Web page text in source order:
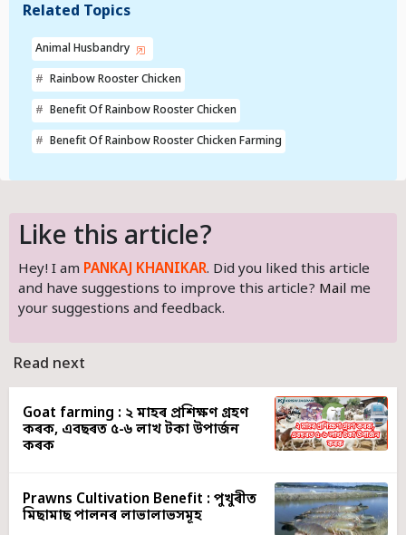
Related Topics
Animal Husbandry
Rainbow Rooster Chicken
Benefit Of Rainbow Rooster Chicken
Benefit Of Rainbow Rooster Chicken Farming
Like this article?
Hey! I am PANKAJ KHANIKAR. Did you liked this article
and have suggestions to improve this article? Mail me
your suggestions and feedback.
Read next
Goat farming : ২ মাহৰ প্ৰশিক্ষণ গ্ৰহণ
কৰক, এবছৰত ৫-৬ লাখ টকা উপাৰ্জন
কৰক
Prawns Cultivation Benefit : পুখুৰীত
মিছামাছ পালনৰ লাভালাভসমূহ